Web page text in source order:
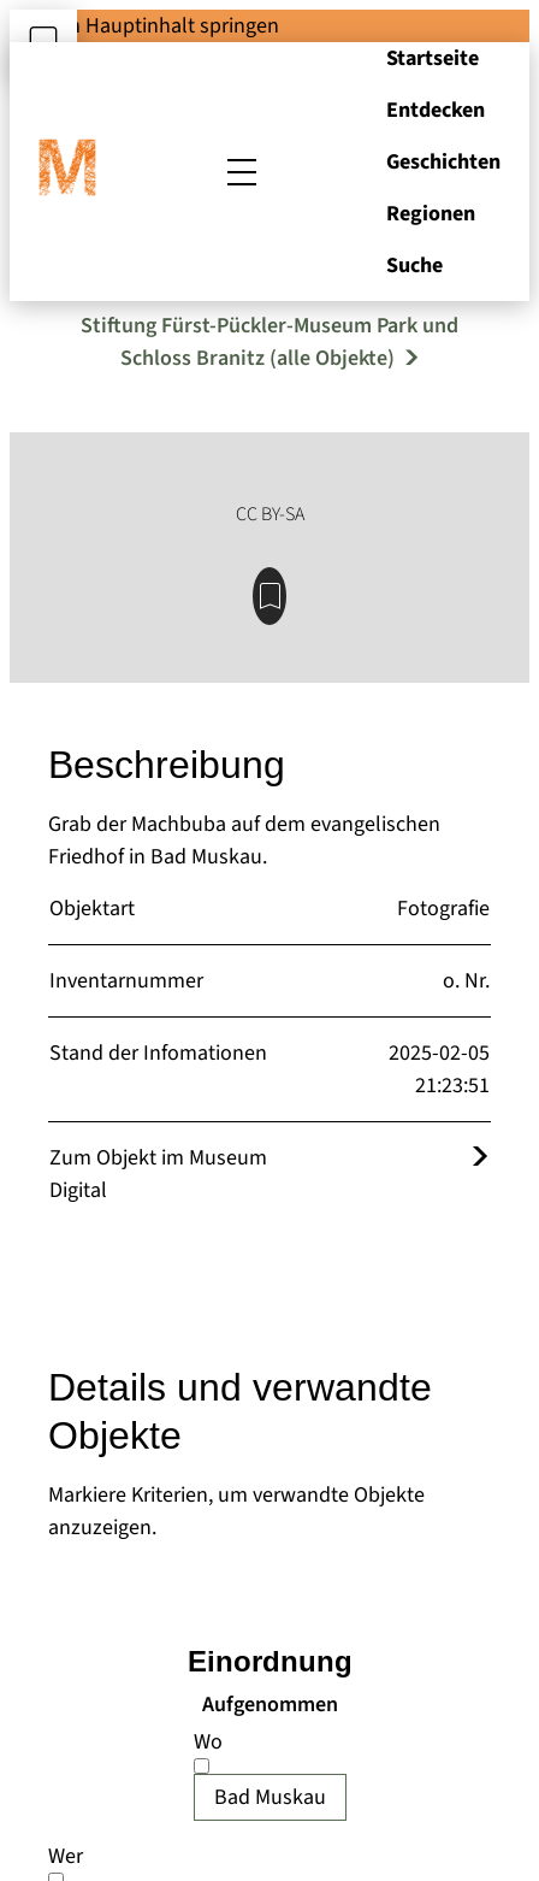
Zum Hauptinhalt springen
Startseite
Entdecken
Geschichten
Regionen
Suche
Grab der Machbuba
Stiftung Fürst-Pückler-Museum Park und
Schloss Branitz (alle Objekte)
Beschreibung
Grab der Machbuba auf dem evangelischen
Friedhof in Bad Muskau.
Objektart
Fotografie
Inventarnummer o. Nr.
Stand der Infomationen
2025-02-05
21:23:51
Zum Objekt im Museum
Digital
Details und verwandte
Objekte
Markiere Kriterien, um verwandte Objekte
anzuzeigen.
Aufgenommen
Wo
Bad Muskau
Wer
Einordnung